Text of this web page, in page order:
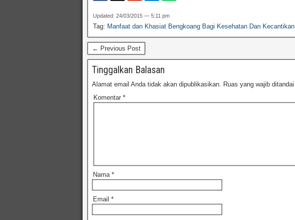
Updated: 24/03/2015 — 5:11 pm
Tag: Manfaat dan Khasiat Bengkoang Bagi Kesehatan Dan Kecantikan
← Previous Post
Tinggalkan Balasan
Alamat email Anda tidak akan dipublikasikan. Ruas yang wajib ditandai
Komentar *
Nama *
Email *